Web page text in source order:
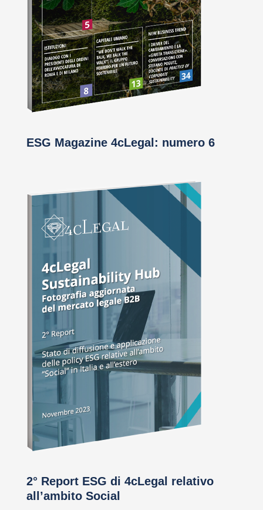
ESG Magazine 4cLegal: numero 6
2° Report ESG di 4cLegal relativo
all’ambito Social